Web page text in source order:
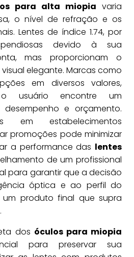
para alta miopia varia
o nível de refração e os
Lentes de índice 1.74, por
devido à sua
mas proporcionam o
elegante. Marcas como
em diversos valores,
usuário encontre um
desempenho e orçamento.
em estabelecimentos
promoções pode minimizar
a performance das lentes
de um profissional
para garantir que a decisão
óptica e ao perfil do
um produto final que supra
dos óculos para miopia
para preservar sua